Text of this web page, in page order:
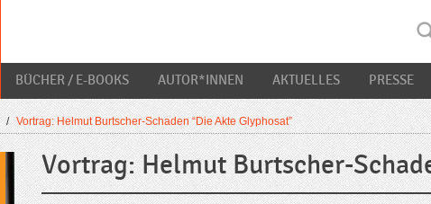
BÜCHER / E-BOOKS AUTOR*INNEN AKTUELLES PRESSE
/ Vortrag: Helmut Burtscher-Schaden “Die Akte Glyphosat”
Vortrag: Helmut Burtscher-